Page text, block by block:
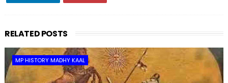
RELATED POSTS
MP HISTORY MADHY KAAL